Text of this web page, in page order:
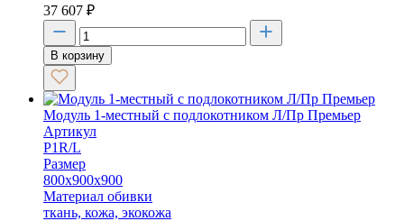
37 607 ₽
В корзину
Модуль 1-местный с подлокотником Л/Пр Премьер
Артикул
P1R/L
Размер
800х900х900
Материал обивки
ткань, кожа, экокожа